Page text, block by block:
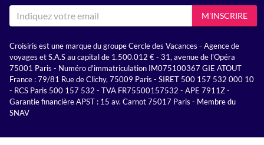
M'INSCRIRE
Croisiris est une marque du groupe Cercle des Vacances - Agence de
voyages et S.A.S au capital de 1.500.012 € - 31, avenue de l'Opéra
75001 Paris - Numéro d'immatriculation IM075100367 GIE ATOUT
France : 79/81 Rue de Clichy, 75009 Paris - SIRET 500 157 532 000 10
- RCS Paris 500 157 532 - TVA FR75500157532 - APE 7911Z -
Garantie financière APST : 15 av. Carnot 75017 Paris - Membre du
SNAV